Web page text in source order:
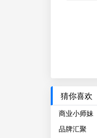
猜你喜欢
商业小师妹
品牌汇聚